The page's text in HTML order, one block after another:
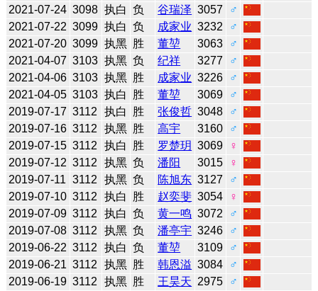
2021-07-24 3098 执白 负 谷瑞泽 3057
♂
2021-07-22 3099 执白 负 成家业 3232
♂
2021-07-20 3099 执黑 胜 董堃 3063
♂
2021-04-07 3103 执黑 负 纪祥 3277
♂
2021-04-06 3103 执黑 胜 成家业 3226
♂
2021-04-05 3103 执白 胜 董堃 3069
♂
2019-07-17 3112 执白 胜 张俊哲 3048
♂
2019-07-16 3112 执黑 胜 高宇 3160
♂
2019-07-15 3112 执白 胜 罗楚玥 3069
♀
2019-07-12 3112 执黑 负 潘阳 3015
♀
2019-07-11 3112 执黑 负 陈旭东 3127
♂
2019-07-10 3112 执白 胜 赵奕斐 3054
♀
2019-07-09 3112 执白 负 黄一鸣 3072
♂
2019-07-08 3112 执黑 负 潘亭宇 3246
♂
2019-06-22 3112 执白 负 董堃 3109
♂
2019-06-21 3112 执黑 胜 韩恩溢 3084
♂
2019-06-19 3112 执黑 胜 王昊天 2975
♂